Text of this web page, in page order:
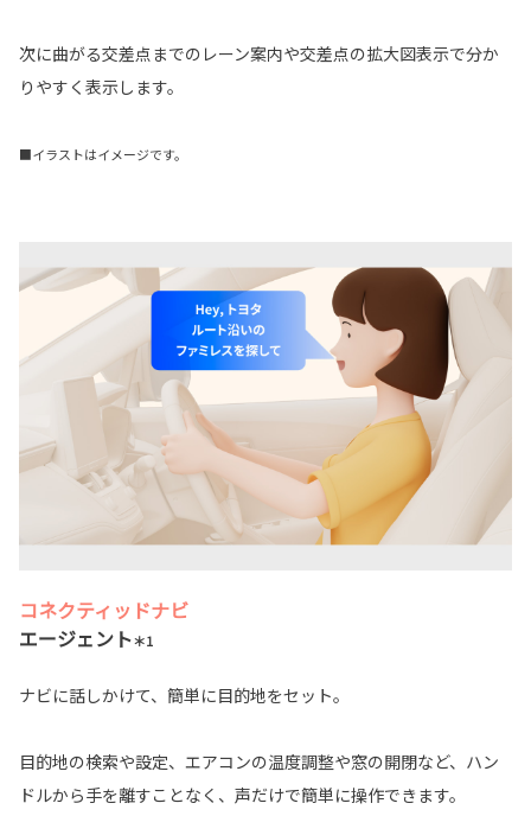
次に曲がる交差点までのレーン案内や交差点の拡大図表示で分か
りやすく表示します。
■イラストはイメージです。
コネクティッドナビ
エージェント＊1
ナビに話しかけて、簡単に目的地をセット。
目的地の検索や設定、エアコンの温度調整や窓の開閉など、ハン
ドルから手を離すことなく、声だけで簡単に操作できます。